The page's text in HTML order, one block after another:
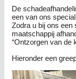
De
een van ons
Zodra u bij ons een
maatschappij
“Ontzorgen van de
Hieronder een